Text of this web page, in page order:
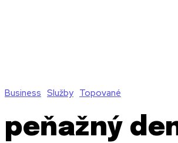
Business Služby Topované
peňažný